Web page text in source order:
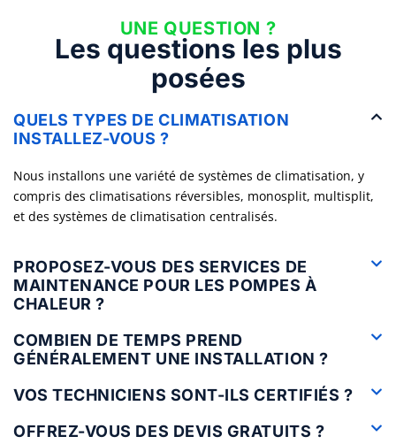
UNE QUESTION ?
Les questions les plus
posées
QUELS TYPES DE CLIMATISATION
INSTALLEZ-VOUS ?
Nous installons une variété de systèmes de climatisation, y
compris des climatisations réversibles, monosplit, multisplit,
et des systèmes de climatisation centralisés.
PROPOSEZ-VOUS DES SERVICES DE
MAINTENANCE POUR LES POMPES À
CHALEUR ?
COMBIEN DE TEMPS PREND
GÉNÉRALEMENT UNE INSTALLATION ?
VOS TECHNICIENS SONT-ILS CERTIFIÉS ?
OFFREZ-VOUS DES DEVIS GRATUITS ?